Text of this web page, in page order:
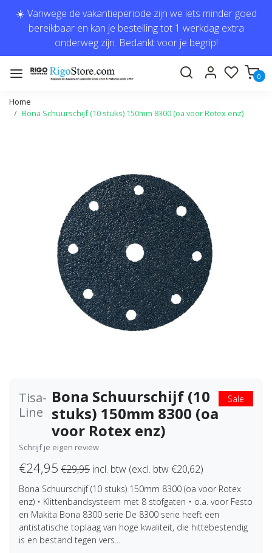
☀️ Vanwege de vakantieperiode zijn we iets minder goed
bereikbaar en kan je bestelling tot 1 werkdag extra
onderweg zijn. Bedankt voor je begrip!
0
Home
Bona Schuurschijf (10 stuks) 150mm 8300 (oa voor Rotex enz)
Tisa-
Line
Bona Schuurschijf (10
stuks) 150mm 8300 (oa
voor Rotex enz)
Sale
Schrijf je eigen review
€24,95 €29,95 incl. btw (excl. btw €20,62)
Bona Schuurschijf (10 stuks) 150mm 8300 (oa voor Rotex
enz) • Klittenbandsysteem met 8 stofgaten • o.a. voor Festo
en Makita Bona 8300 serie De 8300 serie heeft een
antistatische toplaag van hoge kwaliteit, die hittebestendig
is en bestand tegen vers...